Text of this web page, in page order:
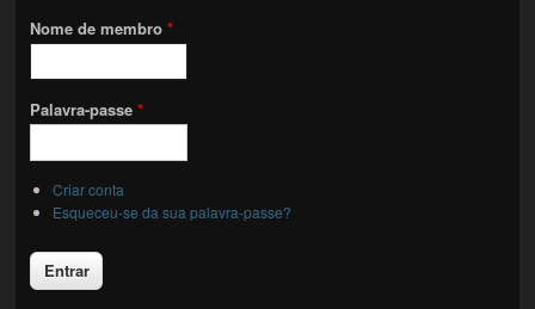
Nome de membro*
Palavra-passe*
Criar conta
Esqueceu-se da sua palavra-passe?